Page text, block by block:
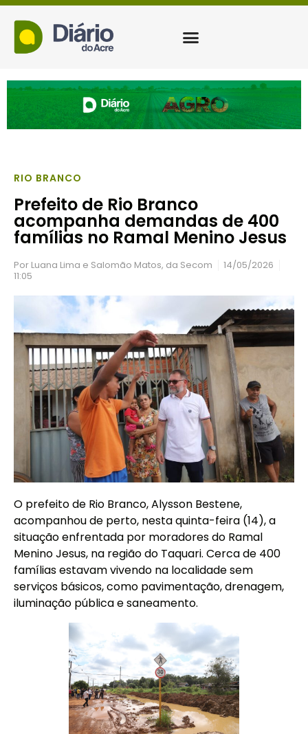
RIO BRANCO
Prefeito de Rio Branco
acompanha demandas de 400
famílias no Ramal Menino Jesus
Por Luana Lima e Salomão Matos, da Secom
14/05/2026
11:05
O prefeito de Rio Branco, Alysson Bestene,
acompanhou de perto, nesta quinta-feira (14), a
situação enfrentada por moradores do Ramal
Menino Jesus, na região do Taquari. Cerca de 400
famílias estavam vivendo na localidade sem
serviços básicos, como pavimentação, drenagem,
iluminação pública e saneamento.